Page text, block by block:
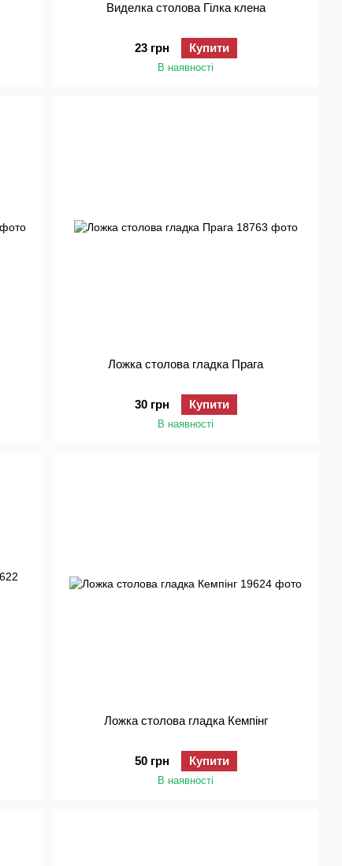
Виделка столова Гілка клена
23 грн Купити
В наявності
Ложка столова гладка Прага
30 грн Купити
В наявності
Ложка столова гладка Кемпінг
50 грн Купити
В наявності